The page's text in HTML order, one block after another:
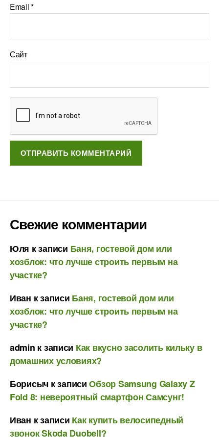
Email*
Сайт
Свежие комментарии
Юля к записи Баня, гостевой дом или
хозблок: что лучше строить первым на
участке?
Иван к записи Баня, гостевой дом или
хозблок: что лучше строить первым на
участке?
admin к записи Как вкусно засолить кильку в
домашних условиях?
Борисыч к записиОбзор Samsung Galaxy Z
Fold 8: невероятный смартфон Самсунг!
Иван к записи Как купить велосипедный
звонок Skoda Duobell?